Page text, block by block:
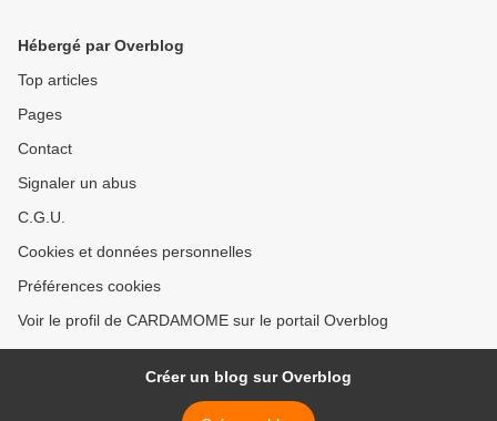
Hébergé par Overblog
Top articles
Pages
Contact
Signaler un abus
C.G.U.
Cookies et données personnelles
Préférences cookies
Voir le profil de CARDAMOME sur le portail Overblog
Créer un blog sur Overblog